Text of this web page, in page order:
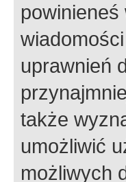
uprawnień
także
umożliwić
możliwych